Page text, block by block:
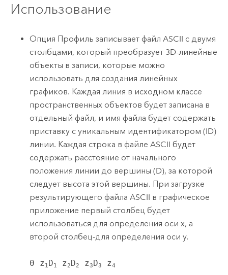
Использование
Опция Профиль записывает файл ASCII с двумя
столбцами, который преобразует 3D-линейные
объекты в записи, которые можно
использовать для создания линейных
графиков. Каждая линия в исходном классе
пространственных объектов будет записана в
отдельный файл, и имя файла будет содержать
приставку с уникальным идентификатором (ID)
линии. Каждая строка в файле ASCII будет
содержать расстояние от начального
положения линии до вершины (D), за которой
следует высота этой вершины. При загрузке
результирующего файла ASCII в графическое
приложение первый столбец будет
использоваться для определения оси x, а
второй столбец-для определения оси y.
0 z 1D1 z2D2 z3D3 z4